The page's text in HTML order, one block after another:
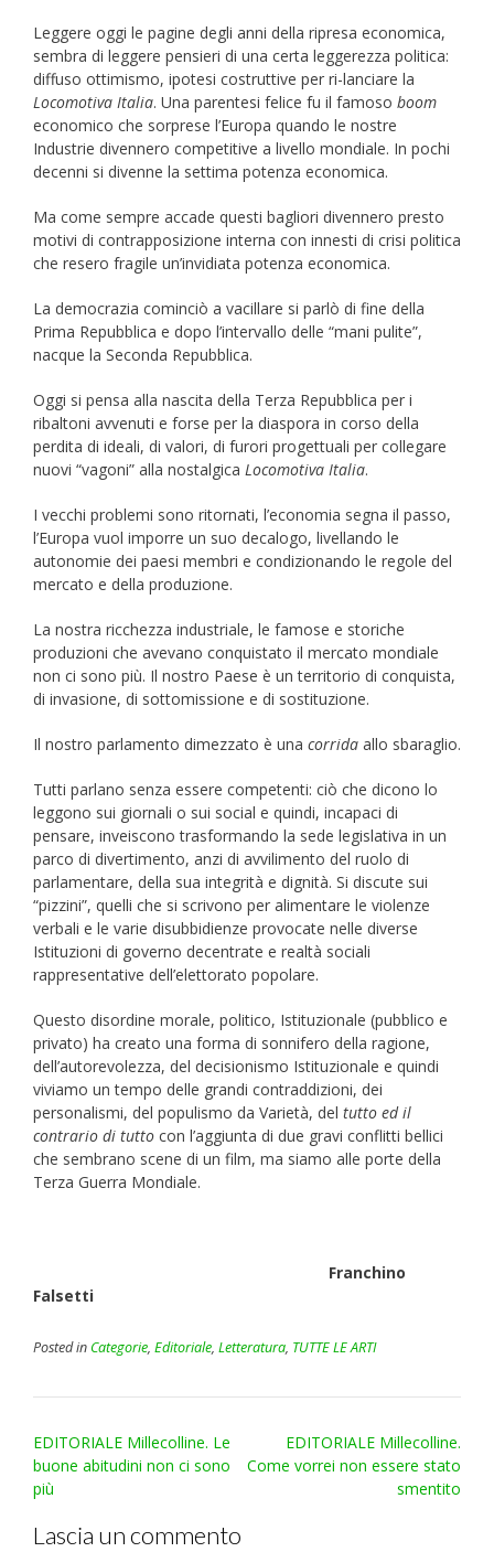
Leggere oggi le pagine degli anni della ripresa economica,
sembra di leggere pensieri di una certa leggerezza politica:
diffuso ottimismo, ipotesi costruttive per ri-lanciare la
Locomotiva Italia. Una parentesi felice fu il famoso boom
economico che sorprese l’Europa quando le nostre
Industrie divennero competitive a livello mondiale. In pochi
decenni si divenne la settima potenza economica.
Ma come sempre accade questi bagliori divennero presto
motivi di contrapposizione interna con innesti di crisi politica
che resero fragile un’invidiata potenza economica.
La democrazia cominciò a vacillare si parlò di fine della
Prima Repubblica e dopo l’intervallo delle “mani pulite”,
nacque la Seconda Repubblica.
Oggi si pensa alla nascita della Terza Repubblica per i
ribaltoni avvenuti e forse per la diaspora in corso della
perdita di ideali, di valori, di furori progettuali per collegare
nuovi “vagoni” alla nostalgica Locomotiva Italia.
I vecchi problemi sono ritornati, l’economia segna il passo,
l’Europa vuol imporre un suo decalogo, livellando le
autonomie dei paesi membri e condizionando le regole del
mercato e della produzione.
La nostra ricchezza industriale, le famose e storiche
produzioni che avevano conquistato il mercato mondiale
non ci sono più. Il nostro Paese è un territorio di conquista,
di invasione, di sottomissione e di sostituzione.
Il nostro parlamento dimezzato è una corrida allo sbaraglio.
Tutti parlano senza essere competenti: ciò che dicono lo
leggono sui giornali o sui social e quindi, incapaci di
pensare, inveiscono trasformando la sede legislativa in un
parco di divertimento, anzi di avvilimento del ruolo di
parlamentare, della sua integrità e dignità. Si discute sui
“pizzini”, quelli che si scrivono per alimentare le violenze
verbali e le varie disubbidienze provocate nelle diverse
Istituzioni di governo decentrate e realtà sociali
rappresentative dell’elettorato popolare.
Questo disordine morale, politico, Istituzionale (pubblico e
privato) ha creato una forma di sonnifero della ragione,
dell’autorevolezza, del decisionismo Istituzionale e quindi
viviamo un tempo delle grandi contraddizioni, dei
personalismi, del populismo da Varietà, del tutto ed il
contrario di tutto con l’aggiunta di due gravi conflitti bellici
che sembrano scene di un film, ma siamo alle porte della
Terza Guerra Mondiale.
Franchino
Falsetti
Posted in Categorie, Editoriale, Letteratura, TUTTE LE ARTI
Post
navigation
EDITORIALE Millecolline. Le
buone abitudini non ci sono
più
EDITORIALE Millecolline.
Come vorrei non essere stato
smentito
Lascia un commento